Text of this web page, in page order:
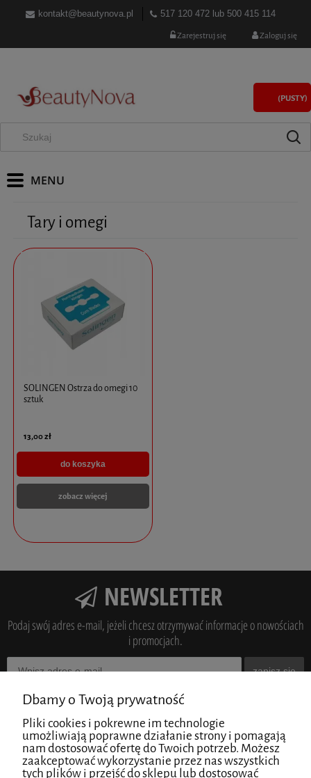
kontakt@beautynova.pl 517 120 472 lub 500 415 114
Zarejestruj się Zaloguj się
(PUSTY)
Tary i omegi
SOLINGEN Ostrza do omegi 10
sztuk
13,00 zł
do koszyka
zobacz więcej
NEWSLETTER
Podaj swój adres e-mail, jeżeli chcesz otrzymywać informacje o nowościach
i promocjach.
zapisz się
Dbamy o Twoją prywatność
Pliki cookies i pokrewne im technologie
umożliwiają poprawne działanie strony i pomagają
nam dostosować ofertę do Twoich potrzeb. Możesz
zaakceptować wykorzystanie przez nas wszystkich
tych plików i przejść do sklepu lub dostosować